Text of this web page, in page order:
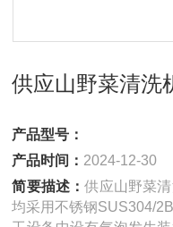
供应山野菜清洗
产品型号：
产品时间： 2024-12-30
简要描述：供应山野菜
均采用不锈钢SUS304/